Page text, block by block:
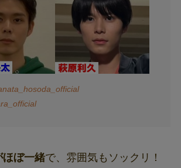
ほぼ一緒で、雰囲気もソックリ！